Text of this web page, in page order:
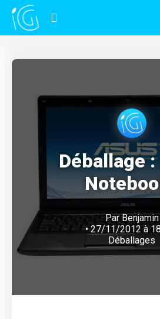
Déballage
ParBenjamin
• 27/11/2012 à
Déballages